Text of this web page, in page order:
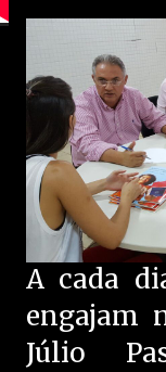
A cada
engajam
Júlio